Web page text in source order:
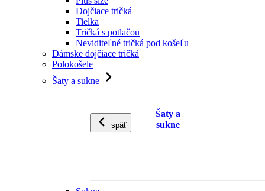
Dojčiace tričká
Tielka
Tričká s potlačou
Neviditeľné tričká pod košeľu
Dámske dojčiace tričká
Polokošele
Šaty a sukne
späť
Šaty a
sukne